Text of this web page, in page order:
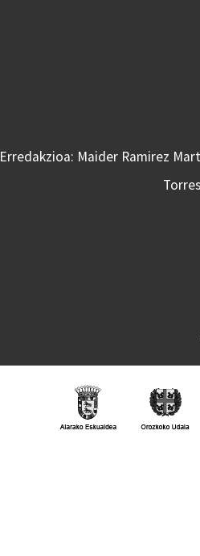
Erredakzioa: Maider Ramirez